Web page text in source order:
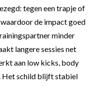
tegen een trapje of
de impact goed
minder
langere sessies net
aan low kicks, body
Het schild blijft stabiel